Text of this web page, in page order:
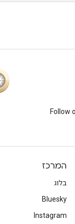
Follow
המרכז
בלוג
Bluesky
Instagram